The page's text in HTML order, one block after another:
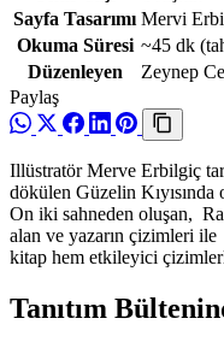
Sayfa Tasarımı Mervi
Okuma Süresi ~45 dk
Düzenleyen
Zeynep
Paylaş
Illüstratör Merve Erbilgiç
dökülen Güzelin
On iki sahneden oluşan,
alan ve yazarın çizimleri ile
kitap hem etkileyici
Tanıtım